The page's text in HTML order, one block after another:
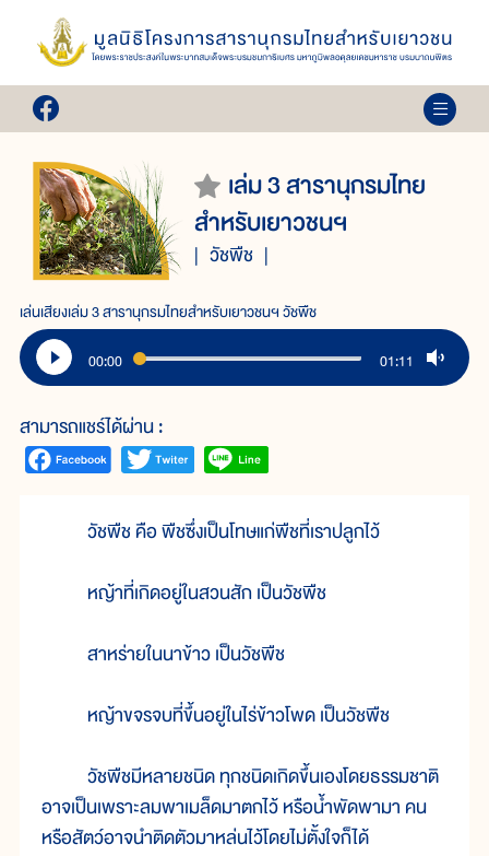
เล่ม 3 สารานุกรมไทย
สำหรับเยาวชนฯ
วัชพืช
เล่นเสียงเล่ม 3 สารานุกรมไทยสำหรับเยาวชนฯ วัชพืช
00:00 01:11
สามารถแชร์ได้ผ่าน :
วัชพืช คือ พืชซึ่งเป็นโทษแก่พืชที่เราปลูกไว้
หญ้าที่เกิดอยู่ในสวนสัก เป็นวัชพืช
สาหร่ายในนาข้าว เป็นวัชพืช
หญ้าขจรจบที่ขึ้นอยู่ในไร่ข้าวโพด เป็นวัชพืช
วัชพืชมีหลายชนิด ทุกชนิดเกิดขึ้นเองโดยธรรมชาติ
อาจเป็นเพราะลมพาเมล็ดมาตกไว้ หรือน้ำพัดพามา คน
หรือสัตว์อาจนำติดตัวมาหล่นไว้โดยไม่ตั้งใจก็ได้